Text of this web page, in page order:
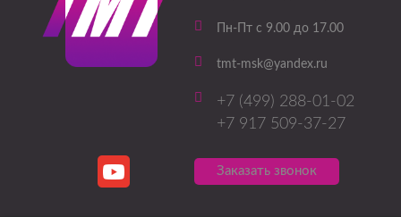
Пн-Пт с 9.00 до 17.00
tmt-msk@yandex.ru
+7 (499) 288-01-02
+7 917 509-37-27
Заказать звонок